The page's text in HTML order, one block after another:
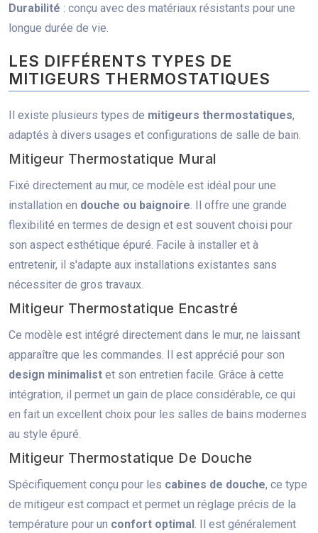
Durabilité : conçu avec des matériaux résistants pour une
longue durée de vie.
LES DIFFÉRENTS TYPES DE
MITIGEURS THERMOSTATIQUES
Il existe plusieurs types de mitigeurs thermostatiques,
adaptés à divers usages et configurations de salle de bain.
Mitigeur Thermostatique Mural
Fixé directement au mur, ce modèle est idéal pour une
installation en douche ou baignoire. Il offre une grande
flexibilité en termes de design et est souvent choisi pour
son aspect esthétique épuré. Facile à installer et à
entretenir, il s'adapte aux installations existantes sans
nécessiter de gros travaux.
Mitigeur Thermostatique Encastré
Ce modèle est intégré directement dans le mur, ne laissant
apparaître que les commandes. Il est apprécié pour son
design minimalist et son entretien facile. Grâce à cette
intégration, il permet un gain de place considérable, ce qui
en fait un excellent choix pour les salles de bains modernes
au style épuré.
Mitigeur Thermostatique De Douche
Spécifiquement conçu pour les cabines de douche, ce type
de mitigeur est compact et permet un réglage précis de la
température pour un confort optimal. Il est généralement